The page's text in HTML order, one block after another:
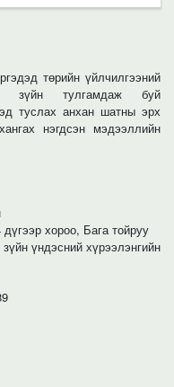
төрийн үйлчилгээний
зүйн тулгамдаж буй
туслах анхан шатны эрх
нэгдсэн мэдээллийн
хороо, Бага тойруу
үндэсний хүрээлэнгийн